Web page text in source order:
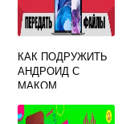
КАК ПОДРУЖИТЬ
АНДРОИД С
МАКОМ